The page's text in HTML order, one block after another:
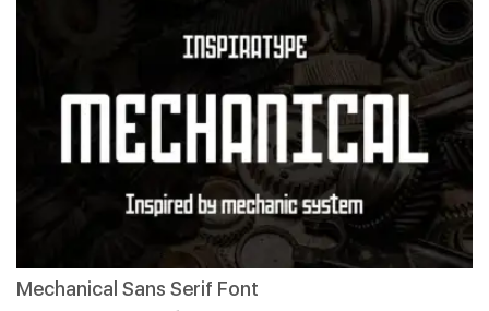
Mechanical Sans Serif Font